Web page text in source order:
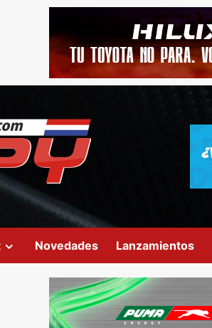
Novedades Lanzamientos